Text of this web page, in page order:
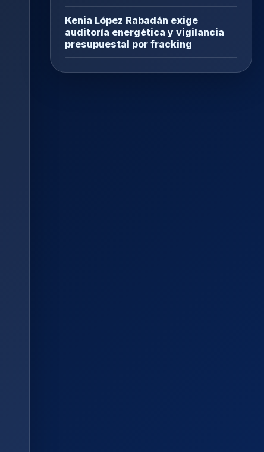
Kenia López Rabadán exige
auditoría energética y vigilancia
presupuestal por fracking